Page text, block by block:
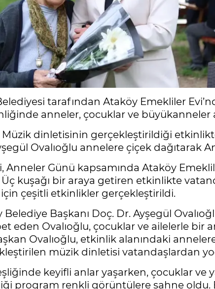
tarafından Ataköy Emekliler
anneler, çocuklar ve büyükanneler
Müzik dinletisinin gerçekleştirildiği
Ovalıoğlu annelere çiçek dağıtarak
Anneler Günü kapsamında Ataköy
kuşağı bir araya getiren etkinlikte
çeşitli etkinlikler gerçekleştirildi.
Başkanı Doç. Dr. Ayşegül
eden Ovalıoğlu, çocuklar ve ailelerle bir
Ovalıoğlu, etkinlik alanındaki
müzik dinletisi vatandaşlardan
keyifli anlar yaşarken, çocuklar ve
program renkli görüntülere sahne oldu.